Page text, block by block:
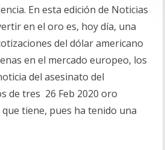
En esta edición de Noticias
en el oro es, hoy día, una
del dólar americano
en el mercado europeo, los
del asesinato del
de tres 26 Feb 2020 oro
tiene, pues ha tenido una